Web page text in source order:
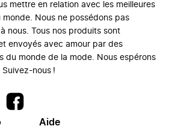
mettre en relation avec les meilleures
Nous ne possédons pas
nous. Tous nos produits sont
envoyés avec amour par des
du monde de la mode. Nous espérons
nous !
Aide